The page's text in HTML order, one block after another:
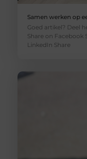
Samen werken op
Goed artikel? Deel
Share on Facebook
LinkedIn Share